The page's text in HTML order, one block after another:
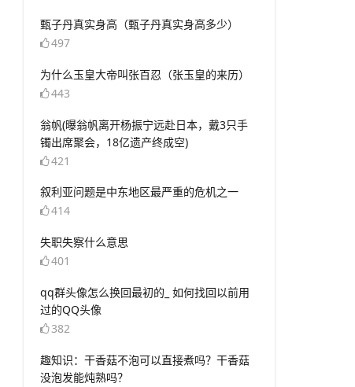
​甄子丹真实身高（甄子丹真实身高多少）
497
​为什么玉皇大帝叫张百忍（张玉皇的来历）
443
​翁帆(曝翁帆离开杨振宁远赴日本，戴3只手
镯出席聚会，18亿遗产终成空)
421
​叙利亚问题是中东地区最严重的危机之一
414
​失职失察什么意思
401
​qq群头像怎么换回最初的_ 如何找回以前用
过的QQ头像
382
​趣知识：干香菇不泡可以直接煮吗？干香菇
没泡发能炖熟吗？